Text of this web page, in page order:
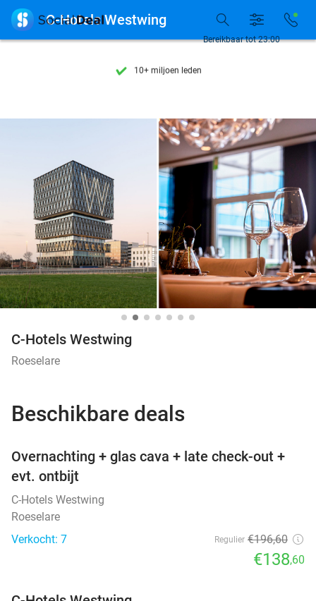
7 dagen per week beschikbaar
10+ miljoen leden
7 dagen per week beschikbaar
10+ miljoen leden
Bereikbaar tot 23:00
 C-Hotels Westwing
C-Hotels Westwing
Roeselare
Beschikbare deals
Overnachting + glas cava + late check-out +
evt. ontbijt
C-Hotels Westwing
Roeselare
Verkocht: 7
Regulier €196,60
€138,60